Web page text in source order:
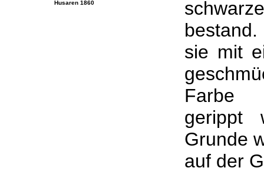
Husaren 1860
sie mit
Farbe
gerippt
Grunde
auf der